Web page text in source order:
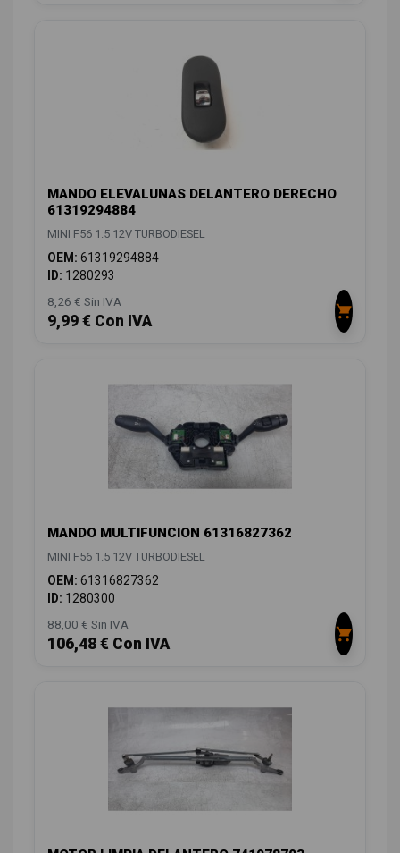
MANDO ELEVALUNAS DELANTERO DERECHO
61319294884
MINI F56 1.5 12V TURBODIESEL
OEM: 61319294884
ID: 1280293
8,26 € Sin IVA
9,99 € Con IVA
MANDO MULTIFUNCION 61316827362
MINI F56 1.5 12V TURBODIESEL
OEM: 61316827362
ID: 1280300
88,00 € Sin IVA
106,48 € Con IVA